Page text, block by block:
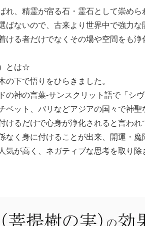
れ、精霊が宿る石・霊石として崇めら
ばないので、古来より世界中で強力
ける者だけでなくその場や空間をも
とは☆
下で悟りをひらきました。
の神の言葉-サンスクリット語で「シ
ベット、バリなどアジアの国々で神聖
けるだけで心身が浄化されると言われ
なく身に付けることが出来、開運・
気が高く、ネガティブな思考を取り